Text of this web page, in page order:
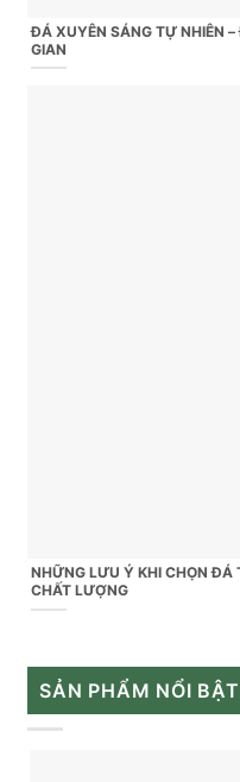
ĐÁ XUYÊN SÁNG TỰ NHIÊN
GIAN
NHỮNG LƯU Ý KHI CHỌN ĐÁ
CHẤT LƯỢNG
SẢN PHẨM NỔI BẬT